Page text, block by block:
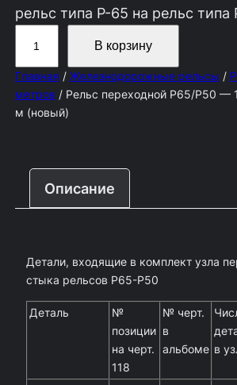
рельс типа Р-65 на рельс типа
л
и
В корзину
Главная / Железнодорожные рельсы /
метров / Рельс переходной Р65/Р50 —
м (новый)
Описание
Детали, входящие в комплект узла
стыка рельсов Р65-Р50
Деталь
№
позиции
на черт.
118
№ черт.
в
альбоме в